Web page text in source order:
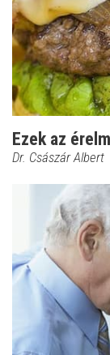
Ezek az
Dr. Császár Albert